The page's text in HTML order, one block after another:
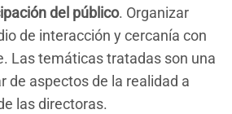
del público. Organizar
de interacción y cercanía con
Las temáticas tratadas son una
de aspectos de la realidad a
las directoras.